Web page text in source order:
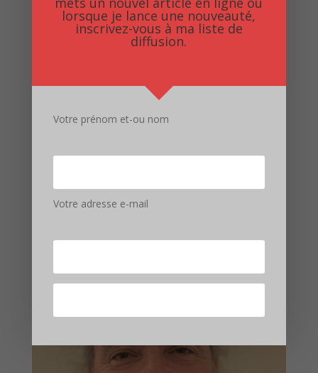
Enregistrer mon nom, mon e-mail et mon site dans
lorsque je lance une nouveauté,
inscrivez-vous à ma liste de
diffusion.
Votre prénom et-ou nom
Votre adresse e-mail